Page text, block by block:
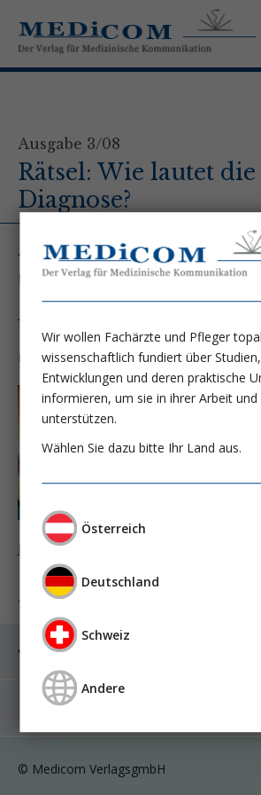
Ausgabe 3/08
Rätsel: Wie lautet die
Diagnose?
Autor
Dr. Michael Häfner, FESGE - Praxis für
Für welche Diagnose ist dieses
Melden Sie sich an um weiter zu lesen ...
Tags:gastro&hepa-news
Voriger Artikel: Budesonid in der
Nächster Artikel: Interne Abteilung
© Medicom VerlagsgmbH
Wir wollen Fachärzte und Pfleger
wissenschaftlich fundiert über
Entwicklungen und deren praktische
informieren, um sie in ihrer Arbeit
unterstützen.
Wählen Sie dazu bitte Ihr Land aus.
Österreich
Deutschland
Schweiz
Andere